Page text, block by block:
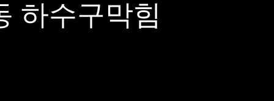
하수구막힘